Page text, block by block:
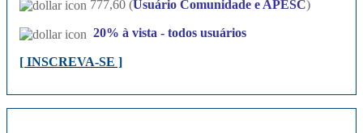
777,60 (Usuário Comunidade e APESC)
20% à vista - todos usuários
[ INSCREVA-SE ]